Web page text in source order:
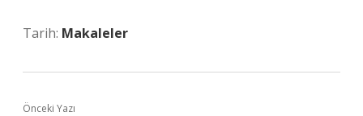
Tarih: Makaleler
Önceki Yazı